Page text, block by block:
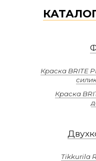
Краска BRITE
Краска
Tikkurila